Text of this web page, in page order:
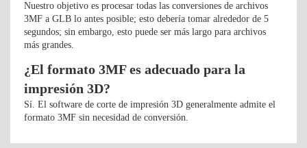
Nuestro objetivo es procesar todas las conversiones de archivos
3MF a GLB lo antes posible; esto debería tomar alrededor de 5
segundos; sin embargo, esto puede ser más largo para archivos
más grandes.
¿El formato 3MF es adecuado para la
impresión 3D?
Sí. El software de corte de impresión 3D generalmente admite el
formato 3MF sin necesidad de conversión.